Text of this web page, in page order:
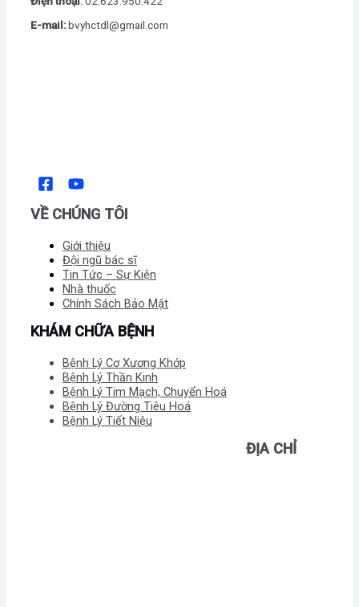
E-mail:bvyhctdl@gmail.com
VỀ CHÚNG TÔI
Giới thiệu
Đội ngũ bác sĩ
Tin Tức – Sự Kiện
Nhà thuốc
Chính Sách Bảo Mật
KHÁM CHỮA BỆNH
Bệnh Lý Cơ Xương Khớp
Bệnh Lý Thần Kinh
Bệnh Lý Tim Mạch, Chuyển Hoá
Bệnh Lý Đường Tiêu Hoá
Bệnh Lý Tiết Niệu
ĐỊA CHỈ